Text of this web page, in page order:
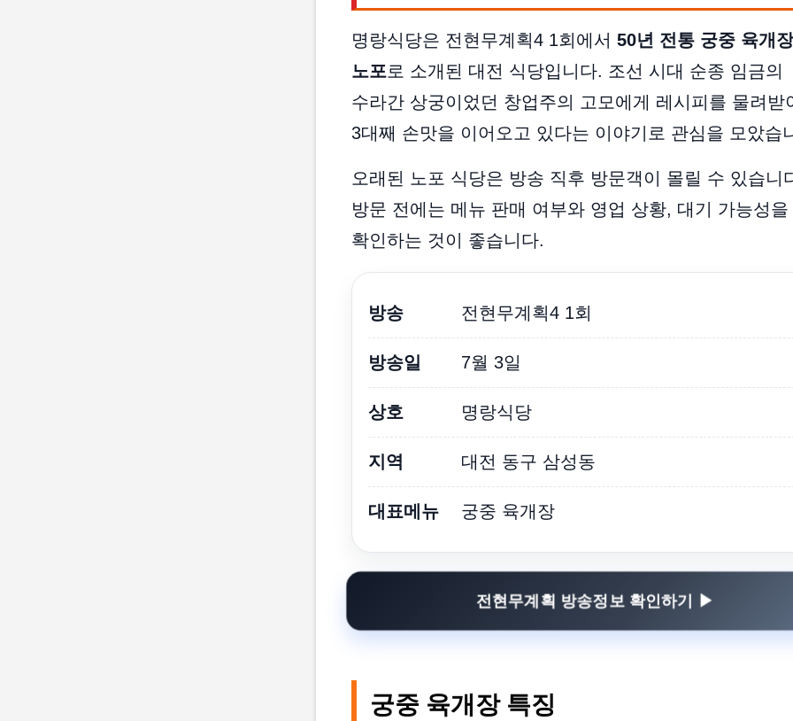
명랑식당은 전현무계획4 1회에서 50년 전통 궁중 육개장
노포로 소개된 대전 식당입니다. 조선 시대 순종 임금의
수라간 상궁이었던 창업주의 고모에게 레시피를 물려받
3대째 손맛을 이어오고 있다는 이야기로 관심을 모았습
오래된 노포 식당은 방송 직후 방문객이 몰릴 수 있습니
방문 전에는 메뉴 판매 여부와 영업 상황, 대기 가능성을
확인하는 것이 좋습니다.
방송 전현무계획4 1회
방송일 7월 3일
상호 명랑식당
지역 대전 동구 삼성동
대표메뉴 궁중 육개장
전현무계획 방송정보 확인하기 ▶
궁중 육개장 특징